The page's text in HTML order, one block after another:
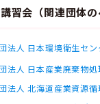
習会（関連団体の
法人 日本環境衛生セン
法人 日本産業廃棄物
法人 北海道産業資源循